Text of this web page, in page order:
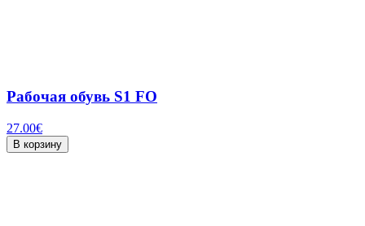
Рабочая обувь S1 FO
27.00€
В корзину